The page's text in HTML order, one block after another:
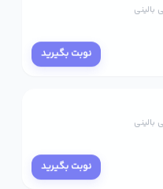
نوبت بگیرید
نوبت بگیرید